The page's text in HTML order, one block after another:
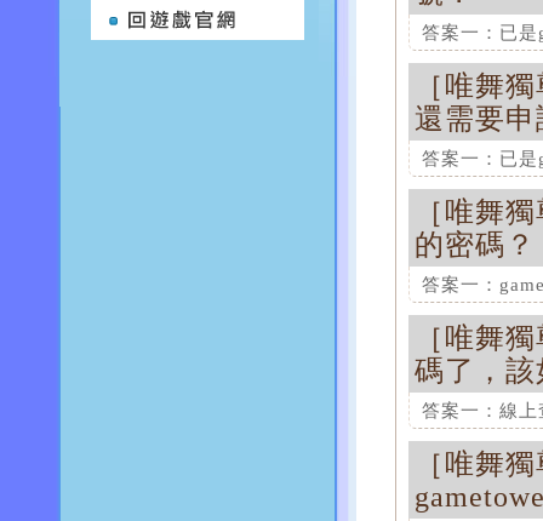
答案一：已
這項解答對
答案二：非
沒有
號】，點選
請帳號時請
此帳號、密
這項解答對
［唯舞
還需要
答案一：已
這項解答對
［唯舞
的密碼？
答案一：
這項解答對
答案二：唯
於遊戲官網
員帳號、密
這項解答對
［唯舞
碼了，
答案一：線
這項解答對
答案二：簡
［唯舞